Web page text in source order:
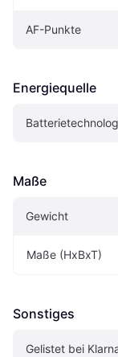
AF-Punkte
Energiequelle
Maße
Gewicht
Maße (HxBxT)
Sonstiges
Gelistet bei